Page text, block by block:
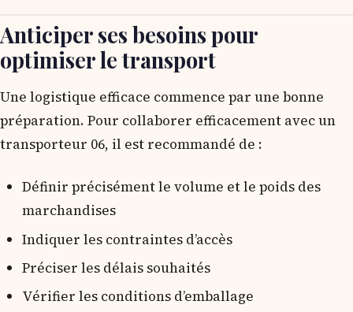
Anticiper ses besoins pour
optimiser le transport
Une logistique efficace commence par une bonne
préparation. Pour collaborer efficacement avec un
transporteur 06, il est recommandé de :
Définir précisément le volume et le poids des
marchandises
Indiquer les contraintes d’accès
Préciser les délais souhaités
Vérifier les conditions d’emballage